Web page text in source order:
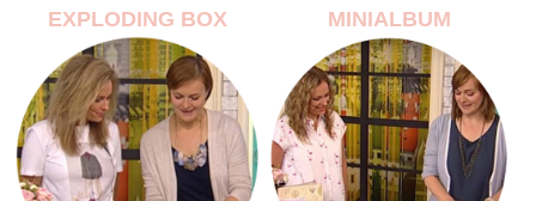
EXPLODING BOX
MINIALBUM